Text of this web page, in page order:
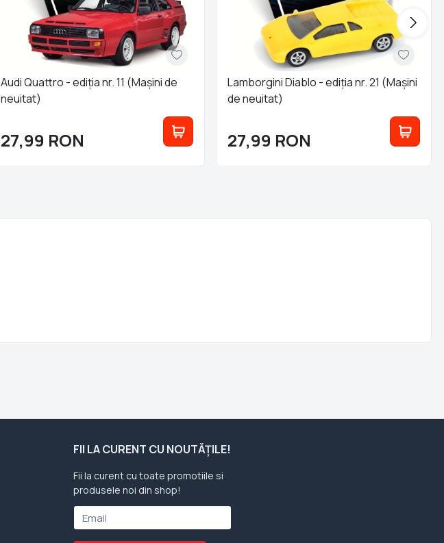
Audi Quattro - ediția nr. 11 (Mașini de
neuitat)
27,99 RON
Lamborgini Diablo - ediția nr. 21 (Mașini
de neuitat)
27,99 RON
FII LA CURENT CU NOUTĂȚILE!
Fii la curent cu toate promotiile si
produsele noi din shop!
Email